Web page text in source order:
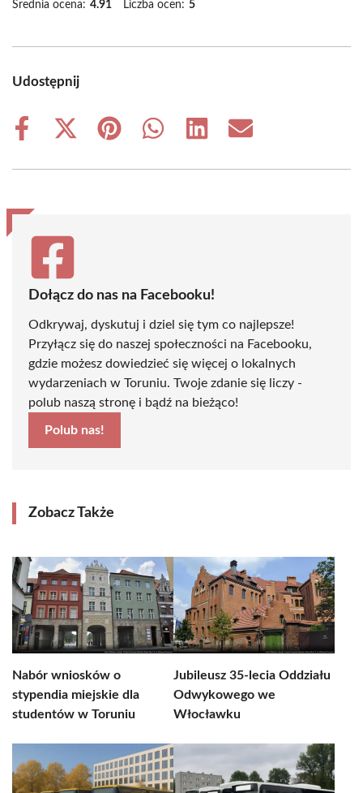
Średnia ocena: 4.91 Liczba ocen: 5
Udostępnij
Share
Share
(Twitter)
Share
Share
Share
Share
Dołącz do nas na Facebooku!
Odkrywaj, dyskutuj i dziel się tym co najlepsze!
Przyłącz się do naszej społeczności na Facebooku,
gdzie możesz dowiedzieć się więcej o lokalnych
wydarzeniach w Toruniu. Twoje zdanie się liczy -
polub naszą stronę i bądź na bieżąco!
Polub nas!
Zobacz Także
Nabór wniosków o
stypendia miejskie dla
studentów w Toruniu
Jubileusz 35-lecia Oddziału
Odwykowego we
Włocławku